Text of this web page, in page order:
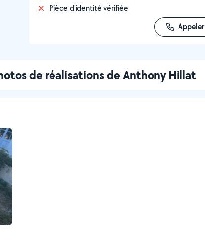
Pièce d'identité vérifiée
Appeler
de réalisations de Anthony Hillat